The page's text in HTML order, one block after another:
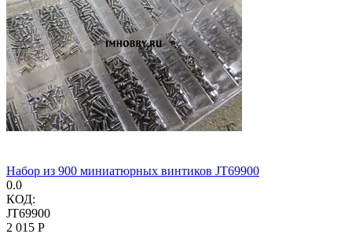
Набор из 900 миниатюрных винтиков JT69900
0.0
КОД:
JT69900
2 015 Р